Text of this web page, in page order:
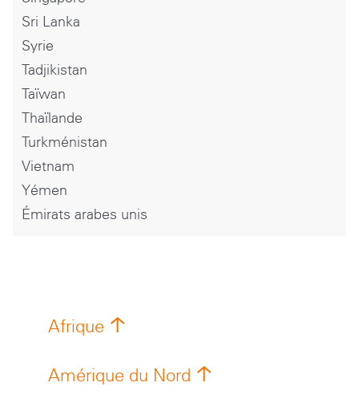
Sri Lanka
Syrie
Tadjikistan
Taïwan
Thaïlande
Turkménistan
Vietnam
Yémen
Émirats arabes unis
Afrique
Amérique du Nord